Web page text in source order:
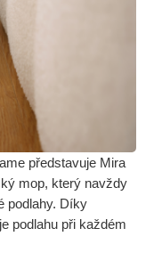
představuje Mira
mop, který navždy
podlahy. Díky
podlahu při každém